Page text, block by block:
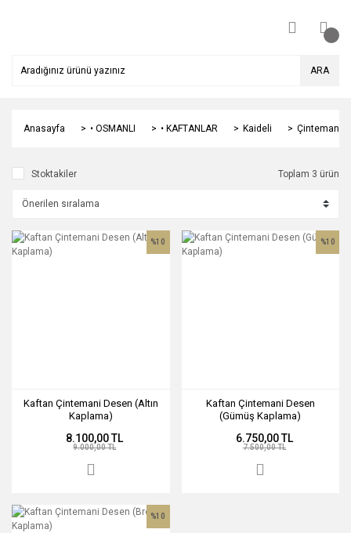
ARA
Anasayfa • OSMANLI • KAFTANLAR Kaideli Çintemani
Stoktakiler Toplam 3 ürün
Kaftan Çintemani Desen (Altın
Kaplama)
%10
8.100,00 TL
9.000,00 TL
Kaftan Çintemani Desen
(Gümüş Kaplama)
%10
6.750,00 TL
7.500,00 TL
%10